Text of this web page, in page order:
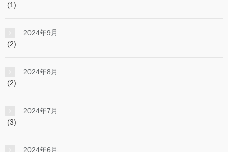
(1)
2024年9月
(2)
2024年8月
(2)
2024年7月
(3)
2024年6月